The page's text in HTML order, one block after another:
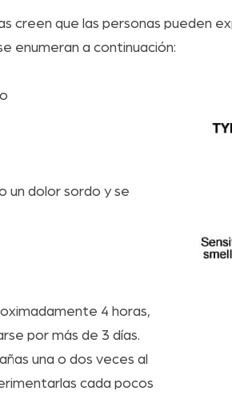
creen que las personas pueden
enumeran a continuación:
un dolor sordo y se
4 horas,
por más de 3 días.
una o dos veces al
cada pocos